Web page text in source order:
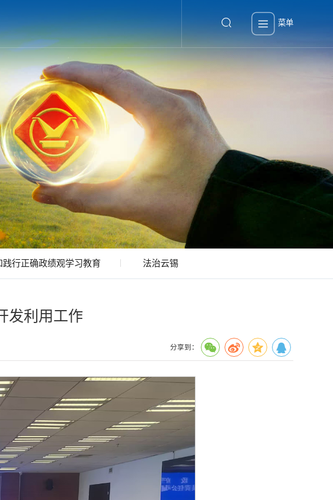
菜单
践行正确政绩观学习教育 法治云锡
发利用工作
分享到：